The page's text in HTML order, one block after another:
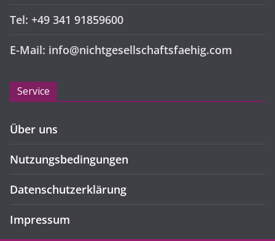
Tel: +49 341 91859600
E-Mail: info@nichtgesellschaftsfaehig.com
Service
Über uns
Nutzungsbedingungen
Datenschutzerklärung
Impressum